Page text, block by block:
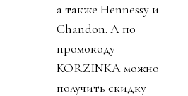
а также Hennessy и
Chandon. А по
промокоду
KORZINKA можно
получить скидку